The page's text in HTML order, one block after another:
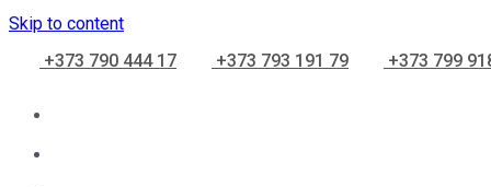
Skip to content
+373 790 444 17
+373 793 191 79 +373 799